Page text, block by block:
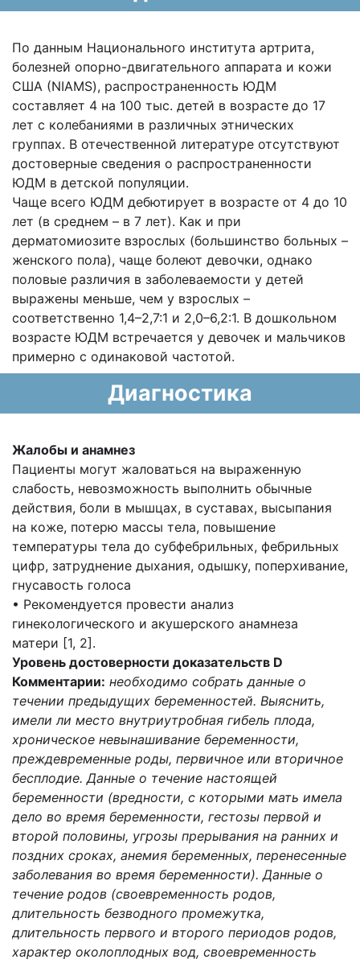
По данным Национального института артрита,
болезней опорно-двигательного аппарата и кожи
США (NIAMS), распространенность ЮДМ
составляет 4 на 100 тыс. детей в возрасте до 17
лет с колебаниями в различных этнических
группах. В отечественной литературе отсутствуют
достоверные сведения о распространенности
ЮДМ в детской популяции.
Чаще всего ЮДМ дебютирует в возрасте от 4 до 10
лет (в среднем – в 7 лет). Как и при
дерматомиозите взрослых (большинство больных –
женского пола), чаще болеют девочки, однако
половые различия в заболеваемости у детей
выражены меньше, чем у взрослых –
соответственно 1,4–2,7:1 и 2,0–6,2:1. В дошкольном
возрасте ЮДМ встречается у девочек и мальчиков
примерно с одинаковой частотой.
Диагностика
Жалобы и анамнез
Пациенты могут жаловаться на выраженную
слабость, невозможность выполнить обычные
действия, боли в мышцах, в суставах, высыпания
на коже, потерю массы тела, повышение
температуры тела до субфебрильных, фебрильных
цифр, затруднение дыхания, одышку, поперхивание,
гнусавость голоса
• Рекомендуется провести анализ
гинекологического и акушерского анамнеза
матери [1, 2].
Уровень достоверности доказательств D
Комментарии: необходимо собрать данные о
течении предыдущих беременностей. Выяснить,
имели ли место внутриутробная гибель плода,
хроническое невынашивание беременности,
преждевременные роды, первичное или вторичное
бесплодие. Данные о течение настоящей
беременности (вредности, с которыми мать имела
дело во время беременности, гестозы первой и
второй половины, угрозы прерывания на ранних и
поздних сроках, анемия беременных, перенесенные
заболевания во время беременности). Данные о
течение родов (своевременность родов,
длительность безводного промежутка,
длительность первого и второго периодов родов,
характер околоплодных вод, своевременность